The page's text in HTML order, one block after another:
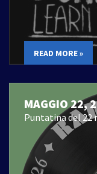
READ MORE »
MAGGIO 22,
Puntatina del 22